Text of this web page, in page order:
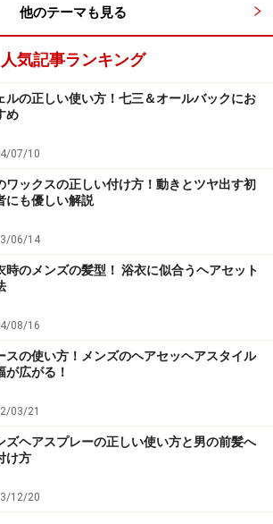
他のテーマも見る
人気記事ランキング
ルの正しい使い方！七三＆オールバックにお
め
07/10
ワックスの正しい付け方！動きとツヤ出す初
にも優しい解説
06/14
時のメンズの髪型！ 浴衣に似合うヘアセット
08/16
スの使い方！メンズのヘアセッヘアスタイル
が広がる！
03/21
ズヘアスプレーの正しい使い方と男の前髪へ
け方
12/20